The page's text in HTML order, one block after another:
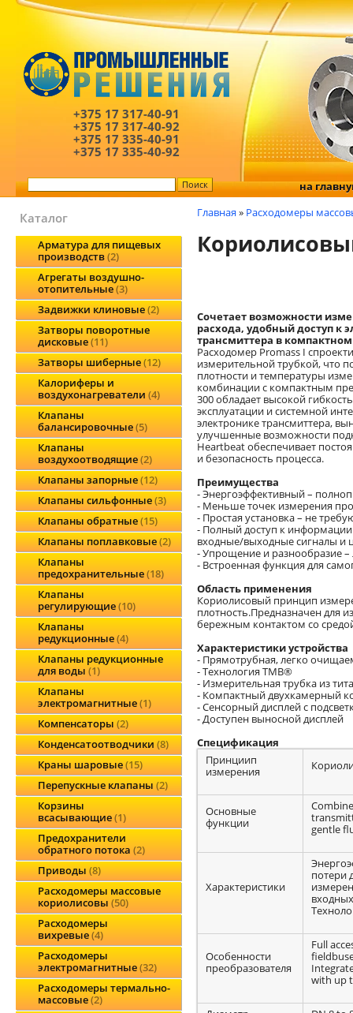
+375 17 317-40-91
+375 17 317-40-92
+375 17 335-40-91
+375 17 335-40-92
на
Каталог
Арматура для пищевых
производств 2
Агрегаты воздушно-
отопительные 3
Задвижки клиновые 2
Затворы поворотные
дисковые 11
Затворы шиберные 12
Калориферы и
воздухонагреватели 4
Клапаны
балансировочные 5
Клапаны
воздухоотводящие 2
Клапаны запорные 12
Клапаны сильфонные 3
Клапаны обратные 15
Клапаны поплавковые 2
Клапаны
предохранительные 18
Клапаны
регулирующие 10
Клапаны
редукционные 4
Клапаны редукционные
для воды 1
Клапаны
электромагнитные 1
Компенсаторы 2
Конденсатоотводчики 8
Краны шаровые 15
Перепускные клапаны 2
Корзины
всасывающие 1
Предохранители
обратного потока 2
Приводы 8
Расходомеры массовые
кориолисовы 50
Расходомеры
вихревые 4
Расходомеры
электромагнитные 32
Расходомеры термально-
массовые 2
Главная » Расходомеры
Сочетает возможности
расхода, удобный доступ к
трансмиттера в
Расходомер Promass I
измерительной трубкой, что
плотности и температуры
комбинации с компактным
300 обладает высокой
эксплуатации и системной
электронике трансмиттера,
улучшенные возможности
Heartbeat обеспечивает
и безопасность процесса.
Преимущества
- Энергоэффективный –
- Меньше точек измерения
- Простая установка – не
- Полный доступ к
входные/выходные сигналы и
- Упрощение и разнообразие
- Встроенная функция для
Область применения
Кориолисовый принцип
плотность.Предназначен для
бережным контактом со
Характеристики устройства
- Прямотрубная, легко
- Технология TMB®
- Измерительная трубка из
- Компактный двухкамерный
- Сенсорный дисплей с
- Доступен выносной дисплей
Спецификация
Принциип
измерения
Основные
функции
gentle
Характеристики
потери
Особенности
преобразователя
Full
with up